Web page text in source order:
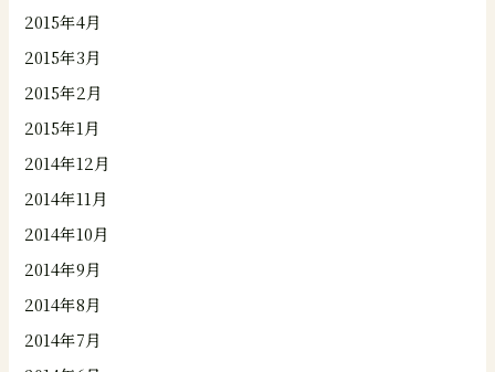
2015年4月
2015年3月
2015年2月
2015年1月
2014年12月
2014年11月
2014年10月
2014年9月
2014年8月
2014年7月